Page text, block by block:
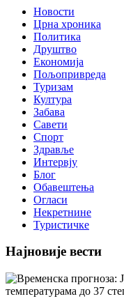
Новости
Црна хроника
Политика
Друштво
Економија
Пољопривреда
Туризам
Култура
Забава
Савети
Спорт
Здравље
Интервју
Блог
Обавештења
Огласи
Некретнине
Туристичке
Најновије вести